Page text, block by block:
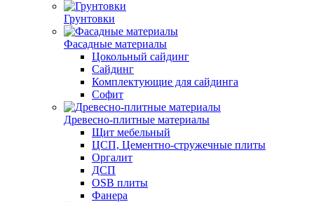
Грунтовки
Фасадные материалы
Цокольный сайдинг
Сайдинг
Комплектующие для сайдинга
Софит
Древесно-плитные материалы
Щит мебельный
ЦСП, Цементно-стружечные плиты
Оргалит
ДСП
OSB плиты
Фанера